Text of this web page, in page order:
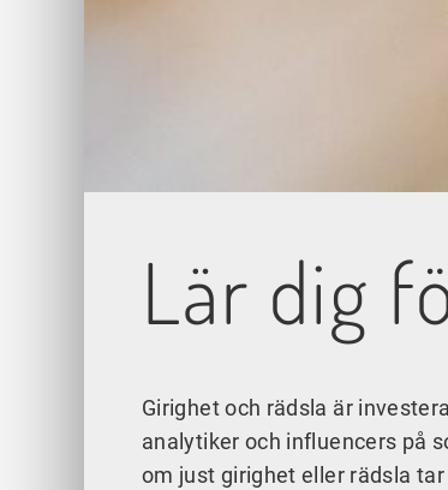
Lär dig
Girighet och rädsla är
analytiker och influencers på
om just girighet eller rädsla